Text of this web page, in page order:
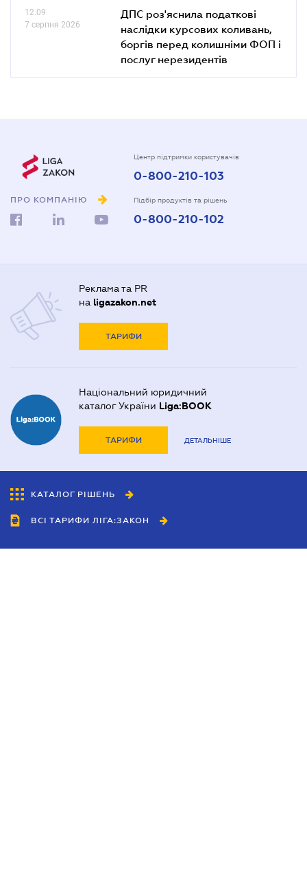
12.09
7 серпня 2026
ДПС роз'яснила податкові
наслідки курсових коливань,
боргів перед колишніми ФОП і
послуг нерезидентів
ПРО КОМПАНІЮ
Центр підтримки користувачів
0-800-210-103
Підбір продуктів та рішень
0-800-210-102
Реклама та PR
на ligazakon.net
ТАРИФИ
Національний юридичний
каталог України Liga:BOOK
ТАРИФИ ДЕТАЛЬНІШЕ
КАТАЛОГ РІШЕНЬ
ВСІ ТАРИФИ ЛІГА:ЗАКОН